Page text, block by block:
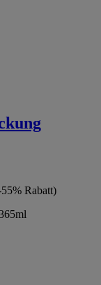
Rabatt)